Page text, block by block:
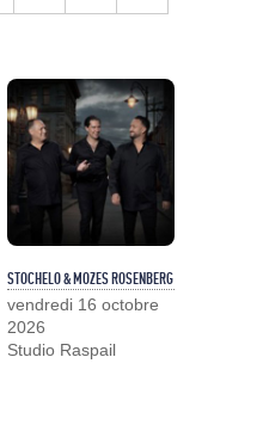
STOCHELO & MOZES ROSENBERG
vendredi 16 octobre
2026
Studio Raspail